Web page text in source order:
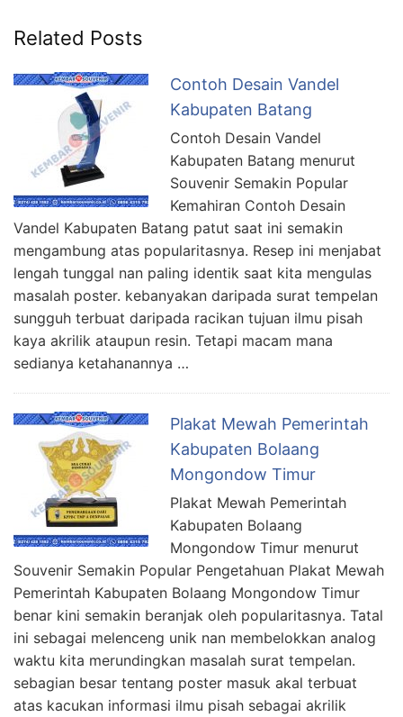
Related Posts
Contoh Desain Vandel
Kabupaten Batang
Contoh Desain Vandel
Kabupaten Batang menurut
Souvenir Semakin Popular
Kemahiran Contoh Desain
Vandel Kabupaten Batang patut saat ini semakin
mengambung atas popularitasnya. Resep ini menjabat
lengah tunggal nan paling identik saat kita mengulas
masalah poster. kebanyakan daripada surat tempelan
sungguh terbuat daripada racikan tujuan ilmu pisah
kaya akrilik ataupun resin. Tetapi macam mana
sedianya ketahanannya …
Plakat Mewah Pemerintah
Kabupaten Bolaang
Mongondow Timur
Plakat Mewah Pemerintah
Kabupaten Bolaang
Mongondow Timur menurut
Souvenir Semakin Popular Pengetahuan Plakat Mewah
Pemerintah Kabupaten Bolaang Mongondow Timur
benar kini semakin beranjak oleh popularitasnya. Tatal
ini sebagai melenceng unik nan membelokkan analog
waktu kita merundingkan masalah surat tempelan.
sebagian besar tentang poster masuk akal terbuat
atas kacukan informasi ilmu pisah sebagai akrilik